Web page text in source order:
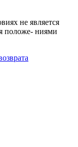
не является
положе- ниями